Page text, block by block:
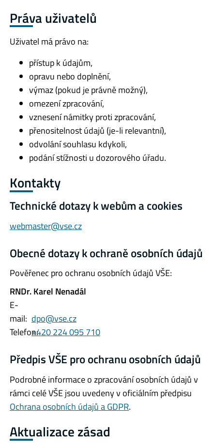
Práva uživatelů
Uživatel má právo na:
přístup k údajům,
opravu nebo doplnění,
výmaz (pokud je právně možný),
omezení zpracování,
vznesení námitky proti zpracování,
přenositelnost údajů (je-li relevantní),
odvolání souhlasu kdykoli,
podání stížnosti u dozorového úřadu.
Kontakty
Technické dotazy k webům a cookies
webmaster@vse.cz
Obecné dotazy k ochraně osobních údajů
Pověřenec pro ochranu osobních údajů VŠE:
RNDr. Karel Nenadál
E-
mail: dpo@vse.cz
Telefon:+420 224 095 710
Předpis VŠE pro ochranu osobních údajů
Podrobné informace o zpracování osobních údajů v
rámci celé VŠE jsou uvedeny v oficiálním předpisu
Ochrana osobních údajů a GDPR.
Aktualizace zásad